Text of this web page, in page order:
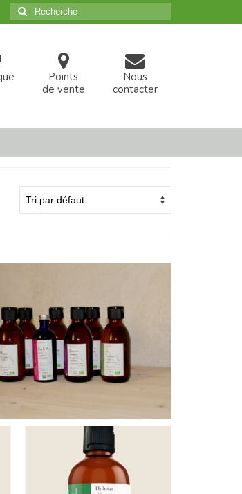
Rechercher
:
Points
de vente
Nous
contacter